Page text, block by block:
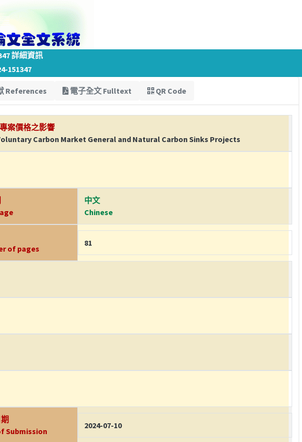
詳細資訊
151347
References 電子全文 Fulltext QR Code
案價格之影響
Carbon Market General and Natural Carbon Sinks Projects
中文
Chinese
of pages
81
Submission
2024-07-10